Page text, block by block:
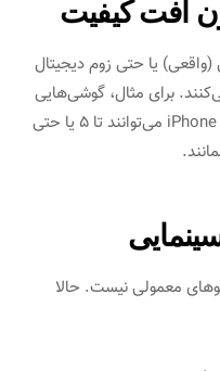
افت کیفیت
یا حتی زوم دیجیتال
برای مثال، گوشی‌هایی
مثل Galaxy S24 Ultra یا iPhone 15 Pro Max می‌توانند تا ۵ یا حتی
معمولی نیست. حالا